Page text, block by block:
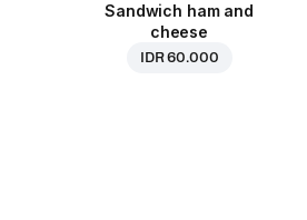
Sandwich ham and
cheese
IDR 60.000